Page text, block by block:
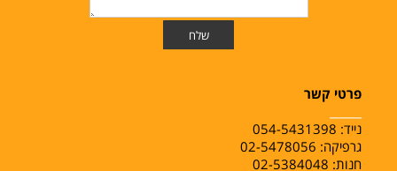
פרטי קשר
נייד: 054-5431398
גרפיקה: 02-5478056
חנות: 02-5384048